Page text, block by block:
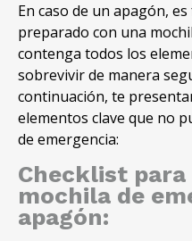
En caso de un apagón,
preparado con una
contenga todos los
sobrevivir de manera
continuación, te
elementos clave que no
de emergencia:
Checklist
mochila de
apagón: